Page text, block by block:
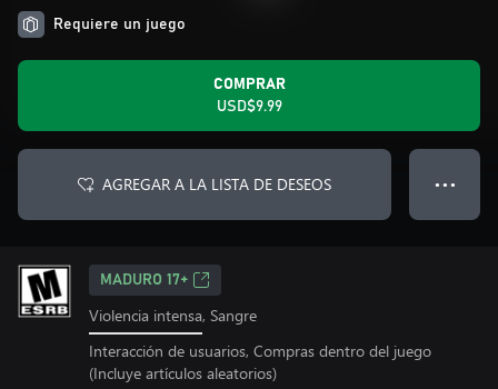
Requiere un juego
COMPRAR
USD$9.99
AGREGAR A LA LISTA DE DESEOS ● ● ●
MADURO 17+
Violencia intensa, Sangre
Interacción de usuarios, Compras dentro del juego
(Incluye artículos aleatorios)